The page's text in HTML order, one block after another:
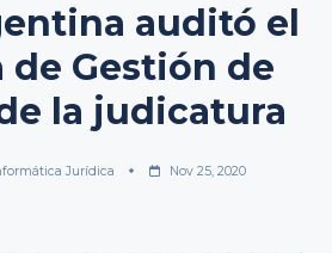
auditó el
de Gestión de
la judicatura
Jurídica Nov 25, 2020